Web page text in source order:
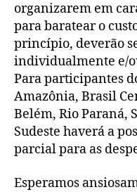
organizarem em
para baratear o
princípio, deverão
individualmente e/
Para participantes
Amazônia, Brasil
Belém, Rio Paraná,
Sudeste haverá a
parcial para as
Esperamos